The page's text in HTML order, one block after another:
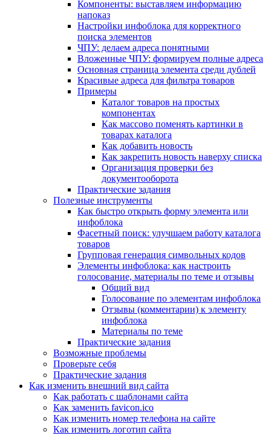
Компоненты: выставляем информацию
напоказ
Настройки инфоблока для корректного
поиска элементов
ЧПУ: делаем адреса понятными
Вложенные ЧПУ: формируем полные адреса
Основная страница элемента среди дублей
Красивые адреса для фильтра товаров
Примеры
Каталог товаров на простых
компонентах
Как массово поменять картинки в
товарах каталога
Как добавить новость
Как закрепить новость наверху списка
Организация проверки без
документооборота
Практические задания
Полезные инструменты
Как быстро открыть форму элемента или
инфоблока
Фасетный поиск: улучшаем работу каталога
товаров
Групповая генерация символьных кодов
Элементы инфоблока: как настроить
голосование, материалы по теме и отзывы
Общий вид
Голосование по элементам инфоблока
Отзывы (комментарии) к элементу
инфоблока
Материалы по теме
Практические задания
Возможные проблемы
Проверьте себя
Практические задания
Как изменить внешний вид сайта
Как работать с шаблонами сайта
Как заменить favicon.ico
Как изменить номер телефона на сайте
Как изменить логотип сайта